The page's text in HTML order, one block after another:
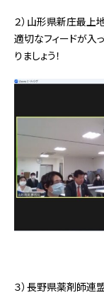
２）山形県新庄最上
適切なフィードが入
りましょう！
３）長野県薬剤師連